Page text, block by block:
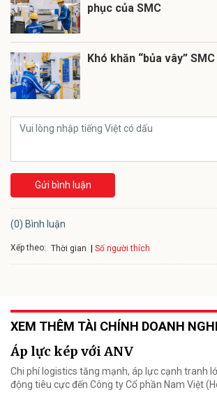
phục của SMC
Khó khăn “bủa vây” SMC
Gửi bình luận
(0) Bình luận
Xếp theo: Thời gian Số người thích
XEM THÊM TÀI CHÍNH DOANH
Áp lực kép với ANV
Chi phí logistics tăng mạnh, áp lực cạnh tranh
động tiêu cực đến Công ty Cổ phần Nam Việt